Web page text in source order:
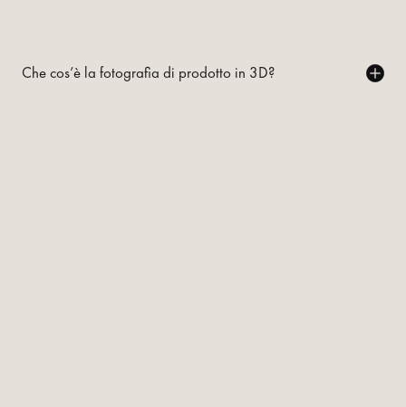
Che cos’è la fotografia di prodotto in 3D?